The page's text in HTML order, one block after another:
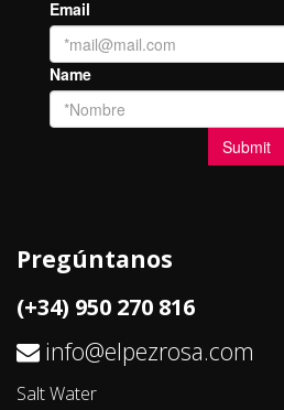
Pregúntanos
(+34) 950 270 816
info@elpezrosa.com
Salt Water